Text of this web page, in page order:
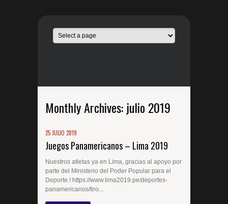
Monthly Archives: julio 2019
25 JULIO 2019
Juegos Panamericanos – Lima 2019
Nuestros atletas ya en Lima, gracias al apoyo por
parte del Ministerio del Poder Popular para el
Deporte.! https://www.lima2019.pe/deportes-
panamericanos/tiro...